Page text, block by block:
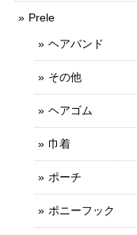
Prele
ヘアバンド
その他
ヘアゴム
巾着
ポーチ
ポニーフック